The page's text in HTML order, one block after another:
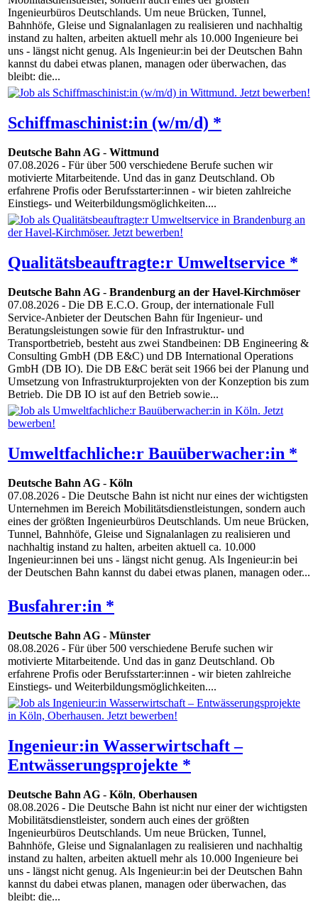
Ingenieurbüros Deutschlands. Um neue Brücken, Tunnel,
Bahnhöfe, Gleise und Signalanlagen zu realisieren und nachhaltig
instand zu halten, arbeiten aktuell mehr als 10.000 Ingenieure bei
uns - längst nicht genug. Als Ingenieur:in bei der Deutschen Bahn
kannst du dabei etwas planen, managen oder überwachen, das
bleibt: die...
Schiffmaschinist:in (w/m/d) *
Deutsche Bahn AG - Wittmund
07.08.2026 - Für über 500 verschiedene Berufe suchen wir
motivierte Mitarbeitende. Und das in ganz Deutschland. Ob
erfahrene Profis oder Berufsstarter:innen - wir bieten zahlreiche
Einstiegs- und Weiterbildungsmöglichkeiten....
Qualitätsbeauftragte:r Umweltservice *
Deutsche Bahn AG - Brandenburg an der Havel-Kirchmöser
07.08.2026 - Die DB E.C.O. Group, der internationale Full
Service-Anbieter der Deutschen Bahn für Ingenieur- und
Beratungsleistungen sowie für den Infrastruktur- und
Transportbetrieb, besteht aus zwei Standbeinen: DB Engineering &
Consulting GmbH (DB E&C) und DB International Operations
GmbH (DB IO). Die DB E&C berät seit 1966 bei der Planung und
Umsetzung von Infrastrukturprojekten von der Konzeption bis zum
Betrieb. Die DB IO ist auf den Betrieb sowie...
Umweltfachliche:r Bauüberwacher:in *
Deutsche Bahn AG - Köln
07.08.2026 - Die Deutsche Bahn ist nicht nur eines der wichtigsten
Unternehmen im Bereich Mobilitätsdienstleistungen, sondern auch
eines der größten Ingenieurbüros Deutschlands. Um neue Brücken,
Tunnel, Bahnhöfe, Gleise und Signalanlagen zu realisieren und
nachhaltig instand zu halten, arbeiten aktuell ca. 10.000
Ingenieur:innen bei uns - längst nicht genug. Als Ingenieur:in bei
der Deutschen Bahn kannst du dabei etwas planen, managen oder...
Busfahrer:in *
Deutsche Bahn AG - Münster
08.08.2026 - Für über 500 verschiedene Berufe suchen wir
motivierte Mitarbeitende. Und das in ganz Deutschland. Ob
erfahrene Profis oder Berufsstarter:innen - wir bieten zahlreiche
Einstiegs- und Weiterbildungsmöglichkeiten....
Ingenieur:in Wasserwirtschaft –
Entwässerungsprojekte *
Deutsche Bahn AG - Köln, Oberhausen
08.08.2026 - Die Deutsche Bahn ist nicht nur einer der wichtigsten
Mobilitätsdienstleister, sondern auch eines der größten
Ingenieurbüros Deutschlands. Um neue Brücken, Tunnel,
Bahnhöfe, Gleise und Signalanlagen zu realisieren und nachhaltig
instand zu halten, arbeiten aktuell mehr als 10.000 Ingenieure bei
uns - längst nicht genug. Als Ingenieur:in bei der Deutschen Bahn
kannst du dabei etwas planen, managen oder überwachen, das
bleibt: die...